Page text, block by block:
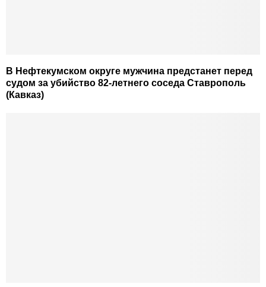
В Нефтекумском округе мужчина предстанет перед
судом за убийство 82-летнего соседа Ставрополь
(Кавказ)